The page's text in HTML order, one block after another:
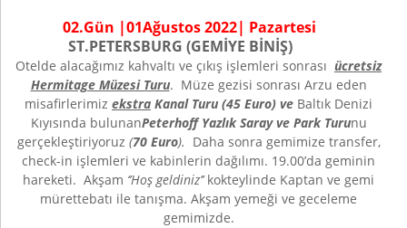
02.Gün |01Ağustos2022| Pazartesi
ST.PETERSBURG (GEMİYE BİNİŞ)
Otelde alacağımız kahvaltı ve çıkış işlemleri sonrası ücretsiz
Hermitage Müzesi Turu. Müze gezisi sonrası Arzu eden
misafirlerimiz ekstra Kanal Turu (45 Euro) ve Baltık Denizi
Kıyısında bulunanPeterhoff Yazlık Saray ve Park Turunu
gerçekleştiriyoruz (70 Euro). Daha sonra gemimize transfer,
check-in işlemleri ve kabinlerin dağılımı. 19.00’da geminin
hareketi. Akşam ‘’Hoş geldiniz’’kokteylinde Kaptan ve gemi
mürettebatı ile tanışma. Akşam yemeği ve geceleme
gemimizde.